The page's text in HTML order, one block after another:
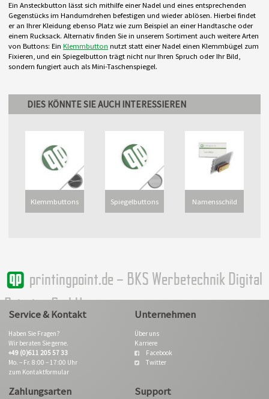
Ein Ansteckbutton lässt sich mithilfe einer Nadel und eines entsprechenden
Gegenstücks im Handumdrehen befestigen und wieder ablösen. Hierbei findet
er an Ihrer Kleidung ebenso Platz wie zum Beispiel an einer Handtasche oder
einem Rucksack. Alternativ finden Sie in unserem Sortiment auch weitere Arten
von Buttons: Ein Klemmbutton nutzt statt einer Nadel einen Klemmbügel zum
Fixieren, und ein Spiegelbutton trägt nicht nur Ihren Spruch oder Ihr Bild,
sondern fungiert auch als Mini-Taschenspiegel.
DIES KÖNNTE SIE AUCH INTERESSIEREN
Klemmbuttons Spiegelbuttons Namensschild
printingpoint.de – BKS Werbetechnik Digital
Printing GmbH
Service & Kontakt
Haben Sie Fragen?
Wir beraten Sie gerne.
+49 (0)611 205 57 33
Mo. – Fr. 8:00 – 17:00 Uhr
zum Kontaktformular
Unternehmen
Über uns
Karriere
Facebook
Twitter
Zahlungsarten Support